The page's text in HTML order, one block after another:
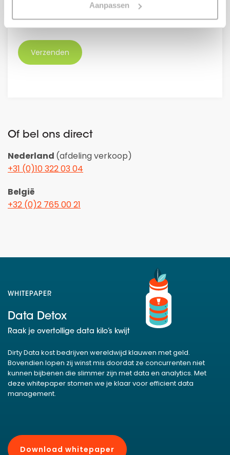
Aanpassen
GDPRIk ga akkoord met dealgemene voorwaarden.
Of bel ons direct
Nederland (afdeling verkoop)
+31 (0)10 322 03 04
België
+32 (0)2 765 00 21
WHITEPAPER
Data Detox
Raak je overtollige data kilo’s kwijt
Dirty Data kost bedrijven wereldwijd klauwen met geld.
Bovendien lopen zij winst mis doordat ze concurrenten niet
kunnen bijbenen die slimmer zijn met data en analytics. Met
deze whitepaper stomen we je klaar voor efficient data
management.
Download whitepaper